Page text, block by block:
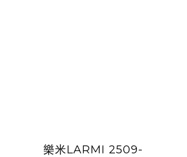
樂米LARMI 2509-